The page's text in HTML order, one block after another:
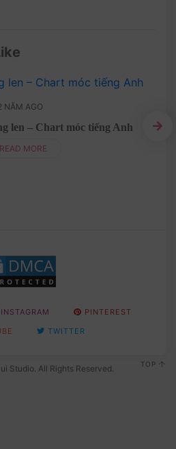
NĂM AGO
len – Chart móc tiếng Anh
READ MORE
INSTAGRAM
PINTEREST
TWITTER
Studio. All Rights Reserved. TOP